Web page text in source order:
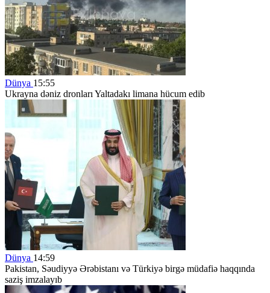
Dünya 15:55
Ukrayna dəniz dronları Yaltadakı limana hücum edib
Dünya 14:59
Pakistan, Səudiyyə Ərəbistanı və Türkiyə birgə müdafiə haqqında
saziş imzalayıb